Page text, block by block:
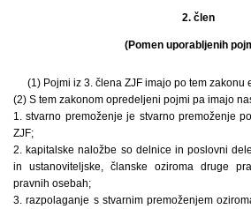
2. člen
(Pomen uporabljenih
(1) Pojmi iz 3. člena ZJF imajo po tem zakonu
(2) S tem zakonom opredeljeni pojmi pa imajo
1. stvarno premoženje je stvarno premoženje
ZJF;
2. kapitalske naložbe so delnice in poslovni
in ustanoviteljske, članske oziroma druge
pravnih osebah;
3. razpolaganje s stvarnim premoženjem